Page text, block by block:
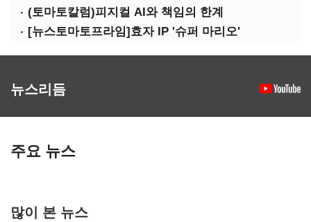
(토마토칼럼)피지컬 AI와 책임의 한계
[뉴스토마토프라임]효자 IP '슈퍼 마리오'
뉴스리듬
주요 뉴스
많이 본 뉴스